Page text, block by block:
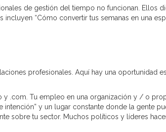
de gestión del tiempo no funcionan. Ellos
“Cómo convertir tus semanas en una
profesionales. Aquí hay una oportunidad
y .com. Tu empleo en una organización y / o
y un lugar constante donde la gente
sobre tu sector. Muchos políticos y líderes